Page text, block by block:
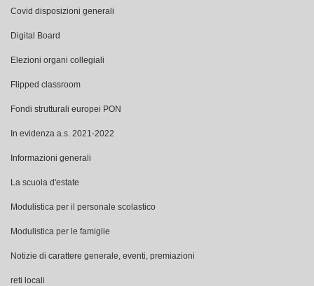
Covid disposizioni generali
Digital Board
Elezioni organi collegiali
Flipped classroom
Fondi strutturali europei PON
In evidenza a.s. 2021-2022
Informazioni generali
La scuola d'estate
Modulistica per il personale scolastico
Modulistica per le famiglie
Notizie di carattere generale, eventi, premiazioni
reti locali